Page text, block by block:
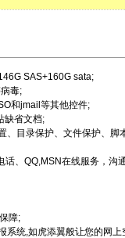
SAS+160G sata;
毒;
和jmail等其他控件;
缺省文档;
、目录保护、文件保护、脚
话、QQ,MSN在线服务，沟
障;
系统,如虎添翼般让您的网上